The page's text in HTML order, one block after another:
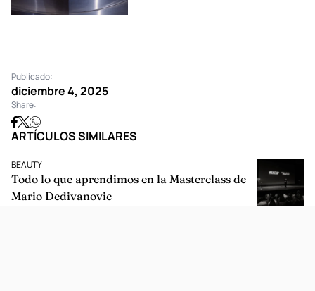
Publicado:
diciembre 4, 2025
Share:
ARTÍCULOS SIMILARES
BEAUTY
Todo lo que aprendimos en la Masterclass de
Mario Dedivanovic